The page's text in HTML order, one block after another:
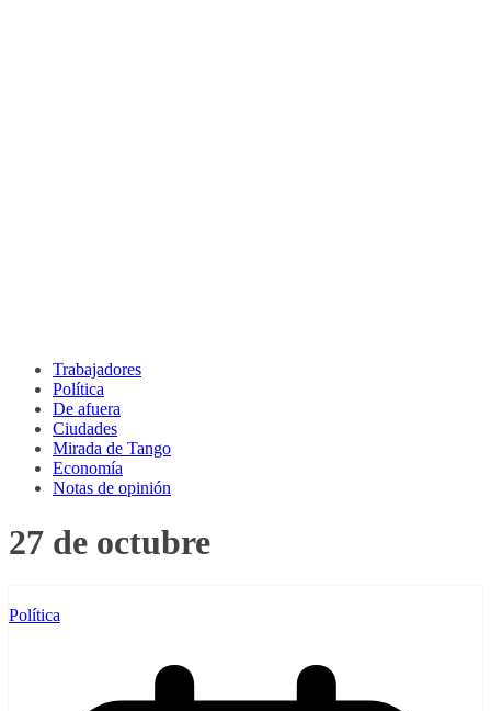
Trabajadores
Política
De afuera
Ciudades
Mirada de Tango
Economía
Notas de opinión
27 de octubre
Política